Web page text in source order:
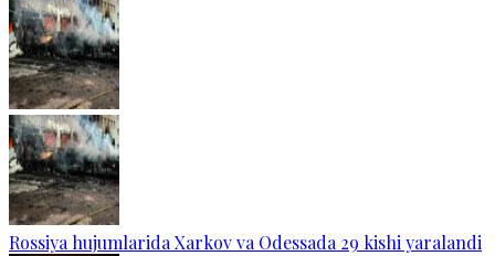
Rossiya hujumlarida Xarkov va Odessada 29 kishi yaralandi